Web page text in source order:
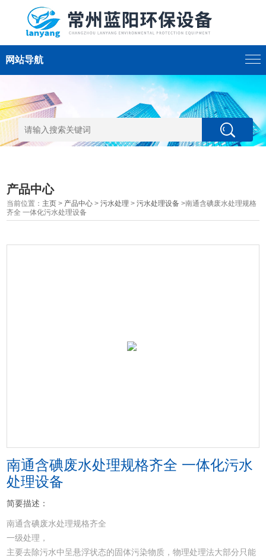
网站导航
产品中心
当前位置： 主页 > 产品中心 >污水处理 >污水处理设备 >南通含碘废水处理规格
齐全 一体化污水处理设备
南通含碘废水处理规格齐全 一体化污水
处理设备
简要描述：
南通含碘废水处理规格齐全
一级处理，
主要去除污水中呈悬浮状态的固体污染物质，物理处理法大部分只能